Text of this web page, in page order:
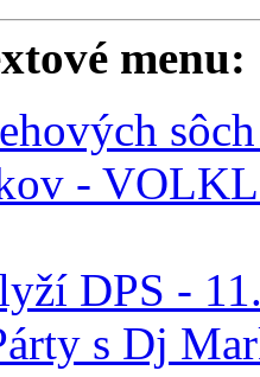
menu:
-
DPS -
s Dj